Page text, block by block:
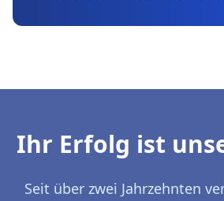
Ihr Erfolg ist
Seit über zwei Jahrzehnten